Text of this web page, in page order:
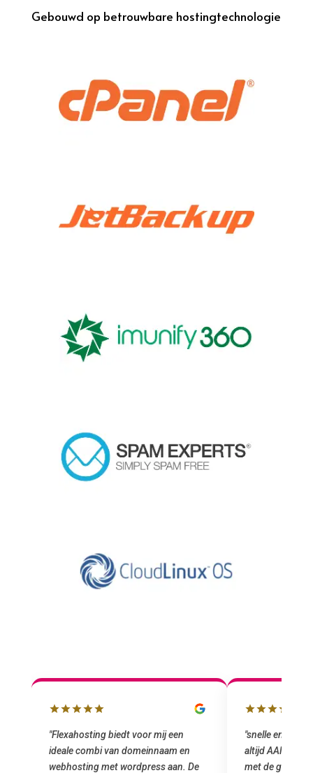
Gebouwd op betrouwbare hostingtechnologie
"snelle en vriendelijke service. staat
altijd AAN (: fijne prijzen vergeleken
met de grote jongens en dus nu al blij
"Top service. Ik
het installeren
was meteen